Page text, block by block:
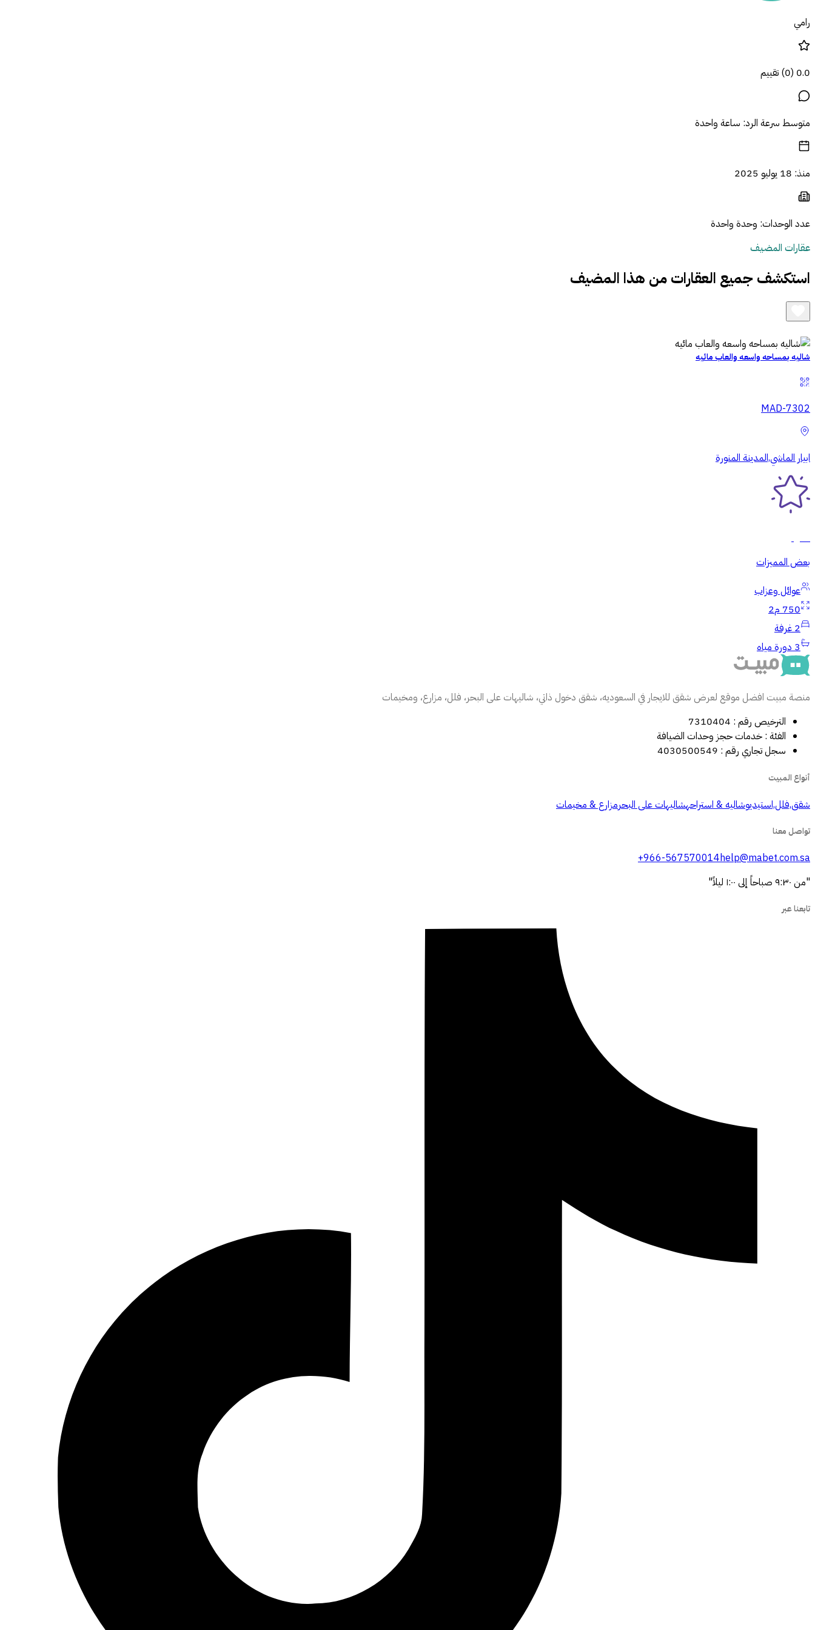
رامي
0.0
(
0
) تقييم
متوسط سرعة الرد: ساعة واحدة
منذ: 18 يوليو 2025
عدد الوحدات: وحدة واحدة
عقارات المضيف
استكشف جميع العقارات من هذا المضيف
شاليه بمساحه واسعه والعاب مائيه
MAD-7302
ابيار الماشي,المدينة المنورة
مميز
بعض المميزات
عوائل وعزاب
750 م2
2غرفة
3دورة مياه
منصة مبيت افضل موقع لعرض شقق للايجار في السعوديه، شقق دخول ذاتي، شاليهات على البحر، فلل، مزارع، ومخيمات
الترخيص رقم : 7310404
الفئة : خدمات حجز وحدات الضيافة
سجل تجاري رقم : 4030500549
أنواع المبيت
شقق,فلل,استيديوشاليه & استراحهشاليهات على البحرمزارع & مخيمات
تواصل معنا
help@mabet.com.sa
+966-567570014
"من ٩:٣٠ صباحاً إلى ١:٠٠ ليلاً"
تابعنا عبر